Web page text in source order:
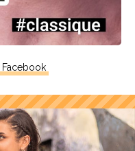
Facebook